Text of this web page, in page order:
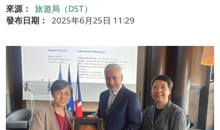
來源：
旅遊局（DST）
發布日期：
2025年6月25日 11:29